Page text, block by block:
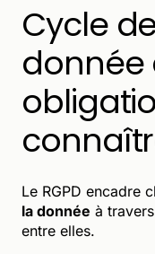
Cycle
donnée
Le RGPD encadre
la donnée à
entre elles.